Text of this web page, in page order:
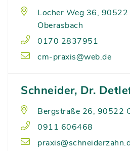
Locher Weg 36, 90522
Oberasbach
0170 2837951
cm-praxis@web.de
Schneider, Dr.
Bergstraße 26, 90522
0911 606468